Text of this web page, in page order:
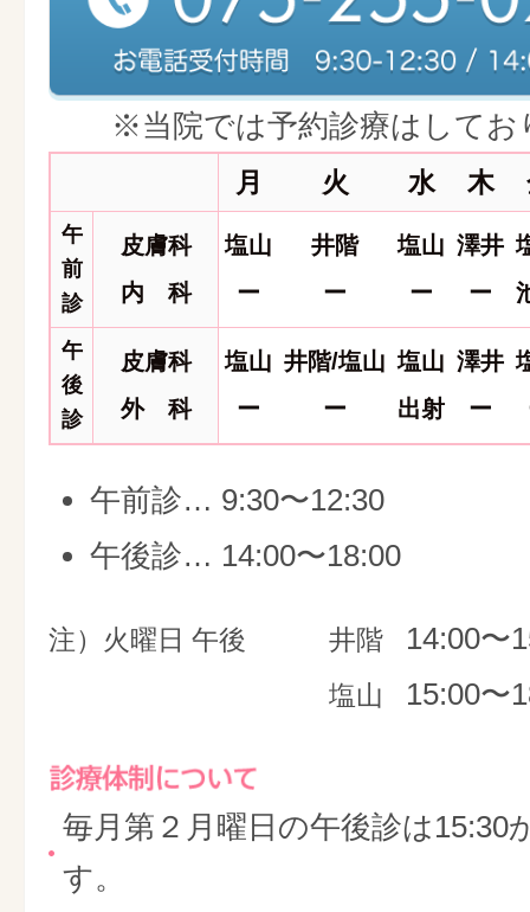
※当院では予約診療はしてお
月 火 水 木
午
前
診
皮膚科
内 科
塩山
ー
井階
ー
塩山
ー
澤井
ー
午
後
診
皮膚科
外 科
塩山
ー
井階/塩山
ー
塩山
出射
澤井
ー
午前診… 9:30〜12:30
午後診… 14:00〜18:00
注）火曜日 午後 井階 14:00〜
塩山 15:00〜
毎月第２月曜日の午後診は15:30
す。